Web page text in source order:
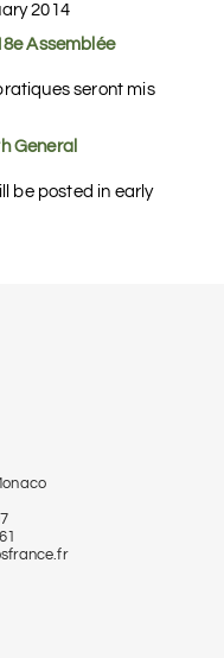
2014
Assemblée
seront mis
General
be posted in early